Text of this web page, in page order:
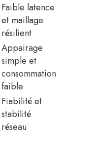
Faible latence
et maillage
résilient
Appairage
simple et
consommation
faible
Fiabilité et
stabilité
réseau